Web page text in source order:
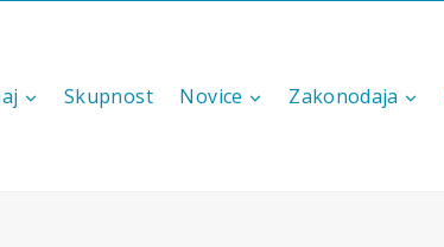
Skupnost Novice Zakonodaja